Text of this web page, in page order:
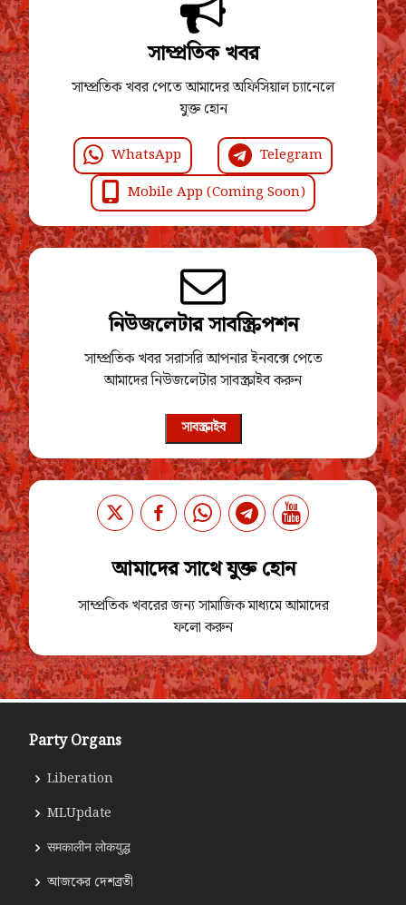
সাম্প্রতিক খবর
সাম্প্রতিক খবর পেতে আমাদের অফিসিয়াল চ্যানেলে
যুক্ত হোন
WhatsApp
Telegram
Mobile App (Coming Soon)
নিউজলেটার সাবস্ক্রিপশন
সাম্প্রতিক খবর সরাসরি আপনার ইনবক্সে পেতে
আমাদের নিউজলেটার সাবস্ক্রাইব করুন
সাবস্ক্রাইব
আমাদের সাথে যুক্ত হোন
সাম্প্রতিক খবরের জন্য সামাজিক মাধ্যমে আমাদের
ফলো করুন
Party Organs
Liberation
MLUpdate
समकालीन लोकयुद्ध
আজকের দেশব্রতী